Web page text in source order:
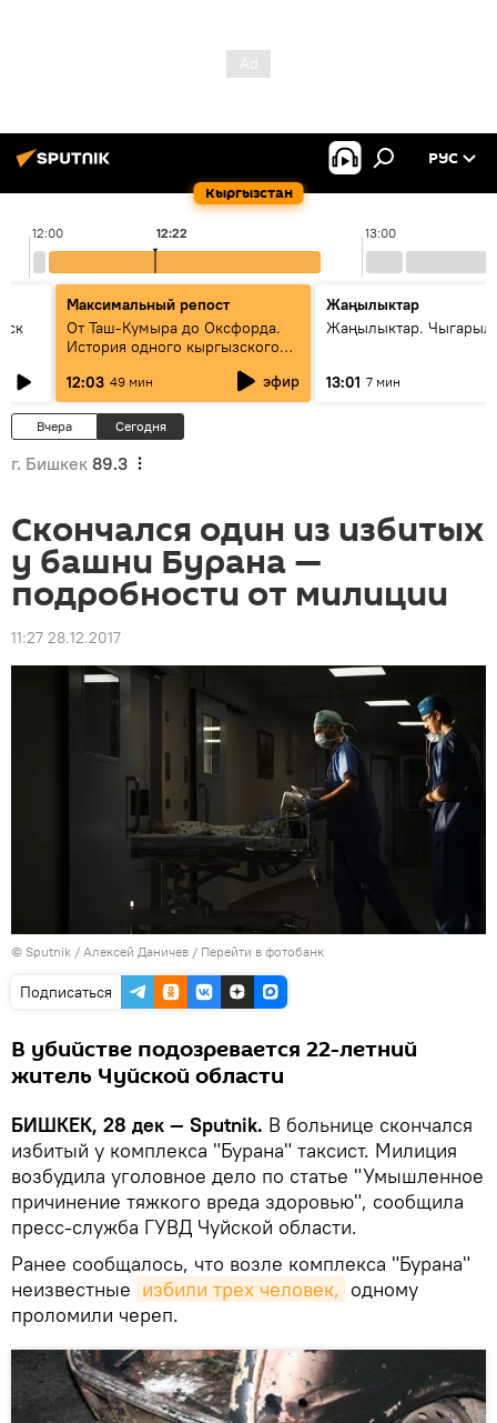
Кыргызстан
РУС
12:00 13:00
12:22
Максимальный репост
От Таш-Кумыра до Оксфорда.
История одного кыргызского
12:03 49 мин эфир
Жаңылыктар
Жаңылыктар.
13:01 7 мин
Вчера Сегодня
г. Бишкек 89.3
Скончался один из избитых
у башни Бурана —
подробности от милиции
11:27 28.12.2017
© Sputnik / Алексей Даничев / Перейти в фотобанк
Подписаться
В убийстве подозревается 22-летний
житель Чуйской области
БИШКЕК, 28 дек — Sputnik. В больнице скончался
избитый у комплекса "Бурана" таксист. Милиция
возбудила уголовное дело по статье "Умышленное
причинение тяжкого вреда здоровью", сообщила
пресс-служба ГУВД Чуйской области.
Ранее сообщалось, что возле комплекса "Бурана"
неизвестные избили трех человек, одному
проломили череп.